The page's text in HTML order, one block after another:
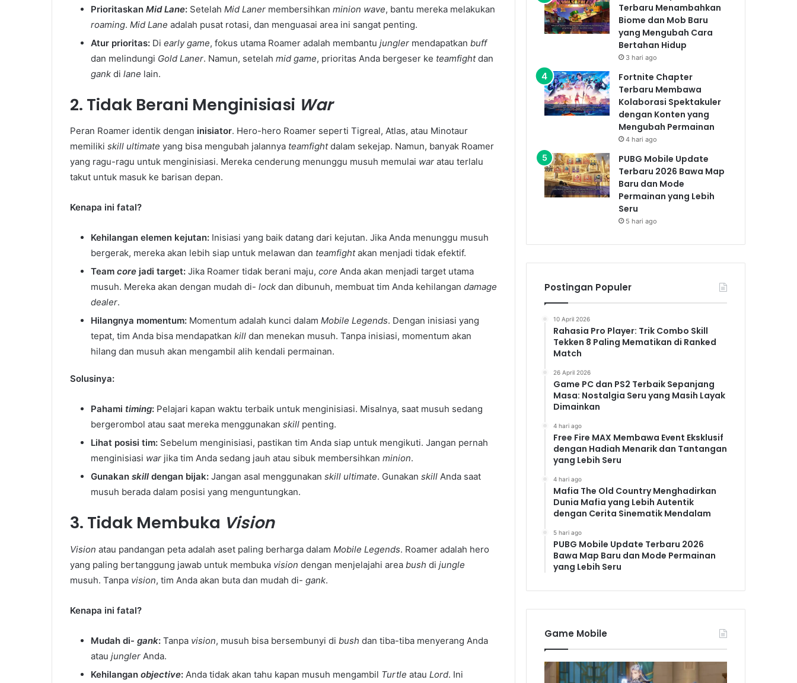
Prioritaskan Mid Lane: Setelah Mid Laner membersihkan minion wave, bantu mereka melakukan
roaming. Mid Lane adalah pusat rotasi, dan menguasai area ini sangat penting.
Atur prioritas: Di early game, fokus utama Roamer adalah membantu jungler mendapatkan buff
dan melindungi Gold Laner. Namun, setelah mid game, prioritas Anda bergeser ke teamfightdan
gank di lane lain.
2. Tidak Berani Menginisiasi War
Peran Roamer identik dengan inisiator. Hero-hero Roamer seperti Tigreal, Atlas, atau Minotaur
memiliki skill ultimate yang bisa mengubah jalannya teamfightdalam sekejap. Namun, banyak Roamer
yang ragu-ragu untuk menginisiasi. Mereka cenderung menunggu musuh memulai war atau terlalu
takut untuk masuk ke barisan depan.
Kenapa ini fatal?
Kehilangan elemen kejutan: Inisiasi yang baik datang dari kejutan. Jika Anda menunggu musuh
bergerak, mereka akan lebih siap untuk melawan dan teamfightakan menjadi tidak efektif.
Team core jadi target: Jika Roamer tidak berani maju, core Anda akan menjadi target utama
musuh. Mereka akan dengan mudah di- lock dan dibunuh, membuat tim Anda kehilangan damage
dealer.
Hilangnya momentum: Momentum adalah kunci dalam Mobile Legends. Dengan inisiasi yang
tepat, tim Anda bisa mendapatkan kill dan menekan musuh. Tanpa inisiasi, momentum akan
hilang dan musuh akan mengambil alih kendali permainan.
Solusinya:
Pahami timing: Pelajari kapan waktu terbaik untuk menginisiasi. Misalnya, saat musuh sedang
bergerombol atau saat mereka menggunakan skill penting.
Lihat posisi tim: Sebelum menginisiasi, pastikan tim Anda siap untuk mengikuti. Jangan pernah
menginisiasi war jika tim Anda sedang jauh atau sibuk membersihkan minion.
Gunakan skill dengan bijak: Jangan asal menggunakan skill ultimate. Gunakan skill Anda saat
musuh berada dalam posisi yang menguntungkan.
3. Tidak Membuka Vision
Vision atau pandangan peta adalah aset paling berharga dalam Mobile Legends. Roamer adalah hero
yang paling bertanggung jawab untuk membuka vision dengan menjelajahi area bush di jungle
musuh. Tanpa vision, tim Anda akan buta dan mudah di- gank.
Kenapa ini fatal?
Mudah di- gank: Tanpa vision, musuh bisa bersembunyi di bush dan tiba-tiba menyerang Anda
atau jungler Anda.
Kehilangan objective: Anda tidak akan tahu kapan musuh mengambil Turtle atau Lord. Ini
Terbaru Menambahkan
Biome dan Mob Baru
yang Mengubah Cara
Bertahan Hidup
3 hari ago
Fortnite Chapter
Terbaru Membawa
Kolaborasi Spektakuler
dengan Konten yang
Mengubah Permainan
4 hari ago
PUBG Mobile Update
Terbaru 2026 Bawa Map
Baru dan Mode
Permainan yang Lebih
Seru
5 hari ago
Postingan Populer
10 April 2026
Rahasia Pro Player: Trik Combo Skill
Tekken 8 Paling Mematikan di Ranked
Match
26 April 2026
Game PC dan PS2 Terbaik Sepanjang
Masa: Nostalgia Seru yang Masih Layak
Dimainkan
4 hari ago
Free Fire MAX Membawa Event Eksklusif
dengan Hadiah Menarik dan Tantangan
yang Lebih Seru
4 hari ago
Mafia The Old Country Menghadirkan
Dunia Mafia yang Lebih Autentik
dengan Cerita Sinematik Mendalam
5 hari ago
PUBG Mobile Update Terbaru 2026
Bawa Map Baru dan Mode Permainan
yang Lebih Seru
Game Mobile